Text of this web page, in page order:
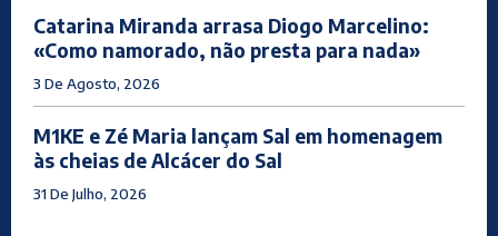
Catarina Miranda arrasa Diogo Marcelino:
«Como namorado, não presta para nada»
3 De Agosto, 2026
M1KE e Zé Maria lançam Sal em homenagem
às cheias de Alcácer do Sal
31 De Julho, 2026